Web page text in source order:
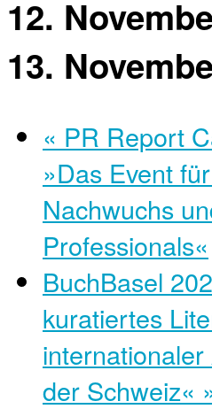
12.
13.
« PR Report
»Das Event
Nachwuchs
Professionals«
BuchBasel
kuratiertes
der Schweiz«